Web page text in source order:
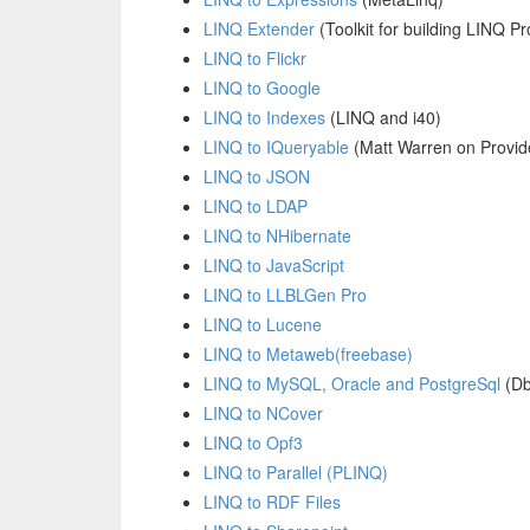
LINQ Extender (Toolkit for building LINQ
LINQ to Flickr
LINQ to Google
LINQ to Indexes (LINQ and i40)
LINQ to IQueryable (Matt Warren on
LINQ to JSON
LINQ to LDAP
LINQ to NHibernate
LINQ to JavaScript
LINQ to LLBLGen Pro
LINQ to Lucene
LINQ to Metaweb(freebase)
LINQ to MySQL, Oracle and PostgreSql
LINQ to NCover
LINQ to Opf3
LINQ to Parallel (PLINQ)
LINQ to RDF Files